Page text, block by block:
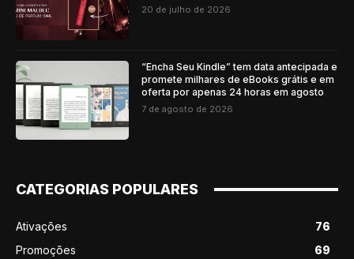
20 de julho de 2026
“Encha Seu Kindle” tem data antecipada e
promete milhares de eBooks grátis e em
oferta por apenas 24 horas em agosto
7 de agosto de 2026
CATEGORIAS POPULARES
Ativações
76
Promoções
69